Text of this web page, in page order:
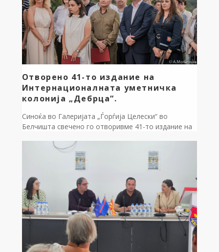
Врбјани – Бабин […]
Отворено 41-то издание на
Интернационалната уметничка
колонија „Дебрца“.
Синоќа во Галеријата „Ѓорѓија Целески“ во
Белчишта свечено го отворивме 41-то издание на
Како најстара ликовна колонија во Македонија,
оваа година твориме под моќното мото „Од камен
до код – ехо на земјата, глас на иднината“,
покажувајќи дека иднината се гради врз темелите
на минатото. Во моето обраќање пред присутните,
со […]